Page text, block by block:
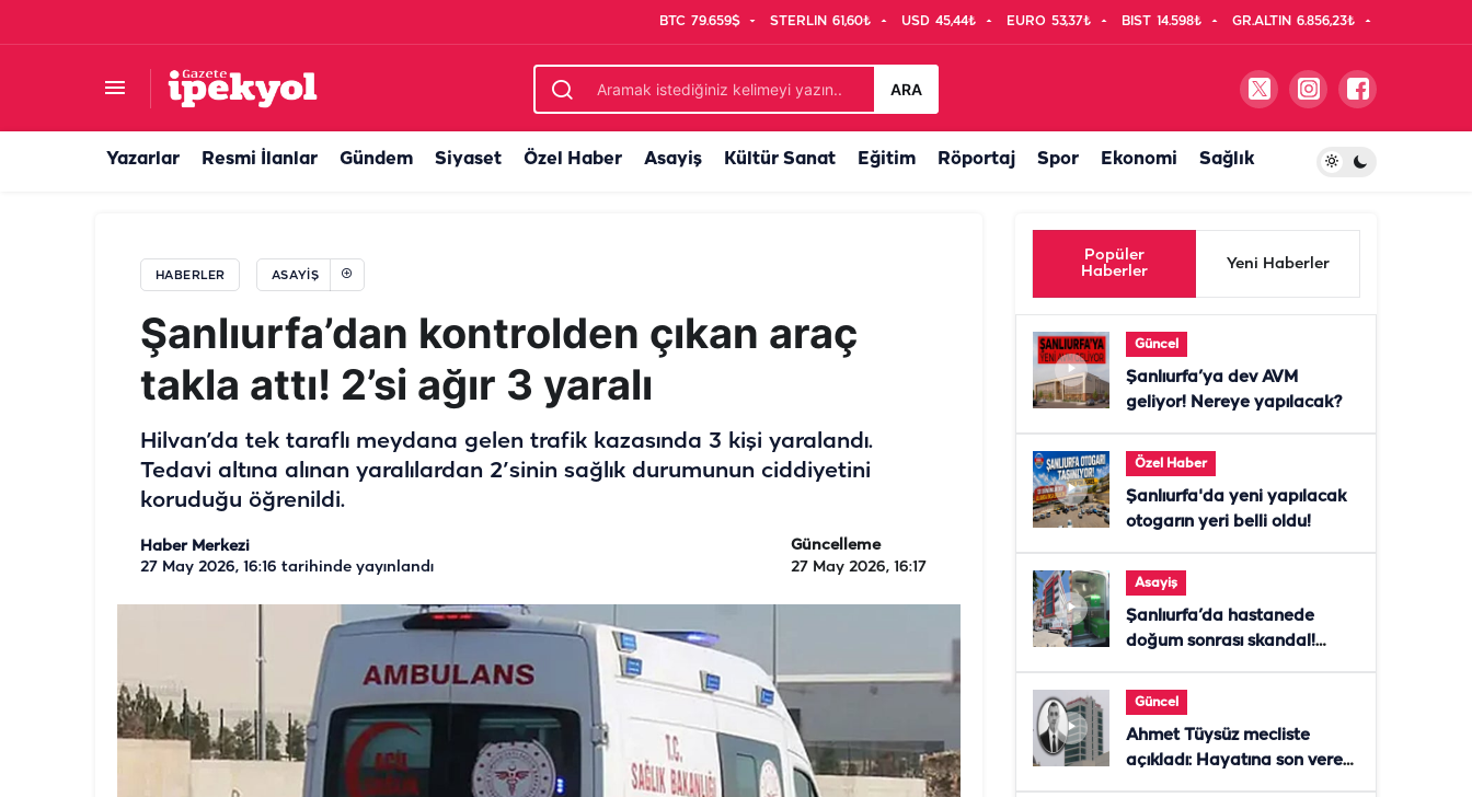
BTC 79.659$ STERLIN 61,60₺ USD 45,44₺ EURO 53,37₺ BIST 14.598₺ GR.ALTIN 6.856,23₺
ARA
Yazarlar Resmi İlanlar Gündem Siyaset Özel Haber Asayiş Kültür Sanat Eğitim Röportaj Spor Ekonomi Sağlık
HABERLER ASAYIŞ
Şanlıurfa’dan kontrolden çıkan araç
takla attı! 2’si ağır 3 yaralı
Hilvan’da tek taraflı meydana gelen trafik kazasında 3 kişi yaralandı.
Tedavi altına alınan yaralılardan 2’sinin sağlık durumunun ciddiyetini
koruduğu öğrenildi.
Haber Merkezi
27 May 2026, 16:16 tarihinde yayınlandı
Güncelleme
27 May 2026, 16:17
Popüler
Haberler
Yeni Haberler
Güncel
Şanlıurfa’ya dev AVM
geliyor! Nereye yapılacak?
Özel Haber
Şanlıurfa'da yeni yapılacak
otogarın yeri belli oldu!
Asayiş
Şanlıurfa’da hastanede
doğum sonrası skandal!
Güncel
Ahmet Tüysüz mecliste
açıkladı: Hayatına son veren